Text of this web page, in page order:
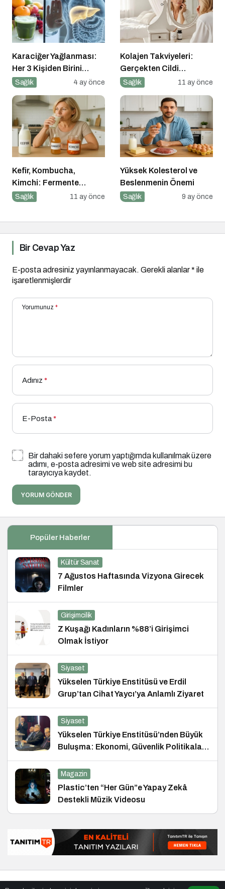
Karaciğer Yağlanması:
Her 3 Kişiden Birini
Tehdit Eden “Sessiz”
Sağlık 4 ay önce
Kolajen Takviyeleri:
Gerçekten Cildi
Gençleştiriyor mu?
Sağlık 11 ay önce
Kefir, Kombucha,
Kimchi: Fermente
Gıdalar Sağlıkta Yeni
Sağlık 11 ay önce
Yüksek Kolesterol ve
Beslenmenin Önemi
Sağlık 9 ay önce
Bir Cevap Yaz
E-posta adresiniz yayınlanmayacak. Gerekli alanlar* ile
işaretlenmişlerdir
Yorumunuz *
Adınız *
E-Posta*
Bir dahaki sefere yorum yaptığımda kullanılmak üzere
adımı, e-posta adresimi ve web site adresimi bu
tarayıcıya kaydet.
YORUM GÖNDER
Popüler Haberler
Kültür Sanat
7 Ağustos Haftasında Vizyona Girecek
Filmler
Girişimcilik
Z Kuşağı Kadınların %88’i Girişimci
Olmak İstiyor
Siyaset
Yükselen Türkiye Enstitüsü ve Erdil
Grup’tan Cihat Yaycı’ya Anlamlı Ziyaret
Siyaset
Yükselen Türkiye Enstitüsü’nden Büyük
Buluşma: Ekonomi, Güvenlik Politikaları
ve Hukuk Konferansı
Magazin
Plastic’ten “Her Gün”e Yapay Zekâ
Destekli Müzik Videosu
en iyiler